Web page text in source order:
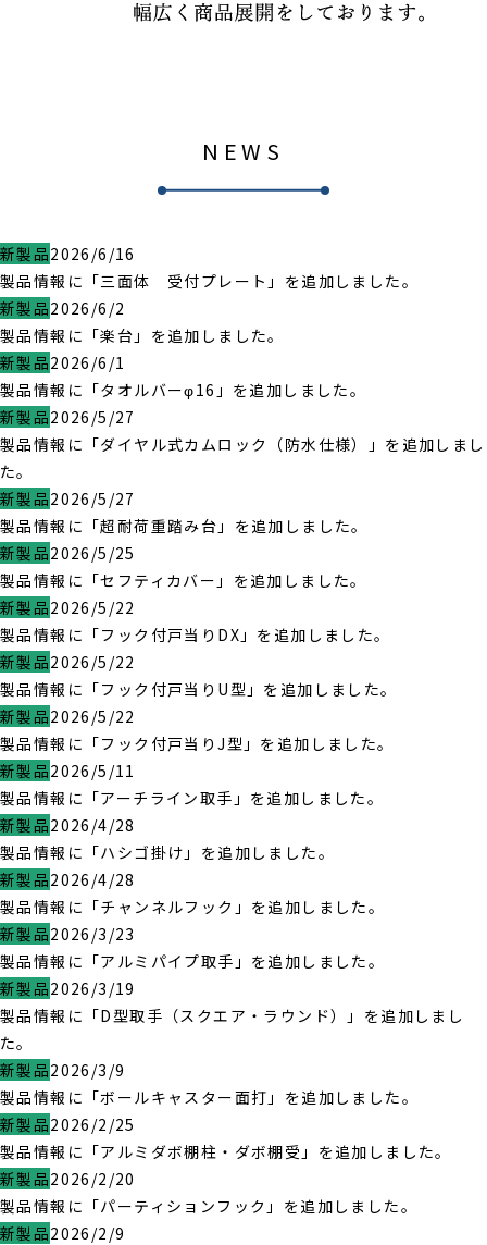
NEWS
新製品2026/6/16
製品情報に「三面体 受付プレート」を追加しました。
新製品2026/6/2
製品情報に「楽台」を追加しました。
新製品2026/6/1
製品情報に「タオルバーφ16」を追加しました。
新製品2026/5/27
製品情報に「ダイヤル式カムロック（防水仕様）」を追加しまし
た。
新製品2026/5/27
製品情報に「超耐荷重踏み台」を追加しました。
新製品2026/5/25
製品情報に「セフティカバー」を追加しました。
新製品2026/5/22
製品情報に「フック付戸当りDX」を追加しました。
新製品2026/5/22
製品情報に「フック付戸当りU型」を追加しました。
新製品2026/5/22
製品情報に「フック付戸当りJ型」を追加しました。
新製品2026/5/11
製品情報に「アーチライン取手」を追加しました。
新製品2026/4/28
製品情報に「ハシゴ掛け」を追加しました。
新製品2026/4/28
製品情報に「チャンネルフック」を追加しました。
新製品2026/3/23
製品情報に「アルミパイプ取手」を追加しました。
新製品2026/3/19
製品情報に「D型取手（スクエア・ラウンド）」を追加しまし
た。
新製品2026/3/9
製品情報に「ボールキャスター面打」を追加しました。
新製品2026/2/25
製品情報に「アルミダボ棚柱・ダボ棚受」を追加しました。
新製品2026/2/20
製品情報に「パーティションフック」を追加しました。
新製品2026/2/9